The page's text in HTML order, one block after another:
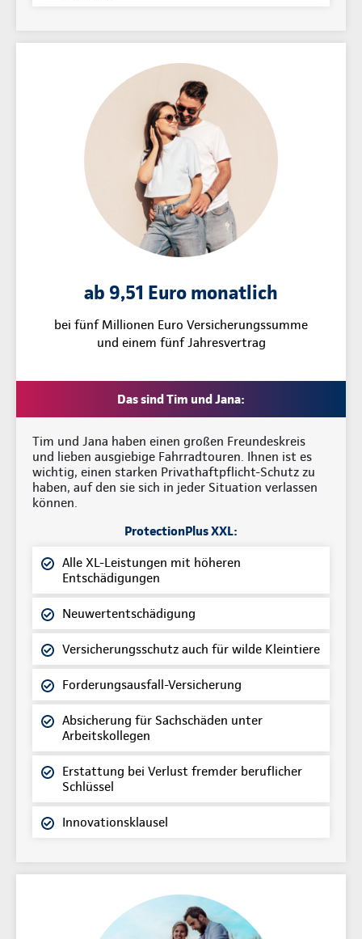
ab 9,51 Euro monatlich
bei fünf Millionen Euro Versicherungssumme
und einem fünf Jahresvertrag
Das sind Tim und Jana:
Tim und Jana haben einen großen Freundeskreis
und lieben ausgiebige Fahrradtouren. Ihnen ist es
wichtig, einen starken Privathaftpflicht-Schutz zu
haben, auf den sie sich in jeder Situation verlassen
können.
ProtectionPlus XXL:
Alle XL-Leistungen mit höheren
Entschädigungen
Neuwertentschädigung
Versicherungsschutz auch für wilde Kleintiere
Forderungsausfall-Versicherung
Absicherung für Sachschäden unter
Arbeitskollegen
Erstattung bei Verlust fremder beruflicher
Schlüssel
Innovationsklausel